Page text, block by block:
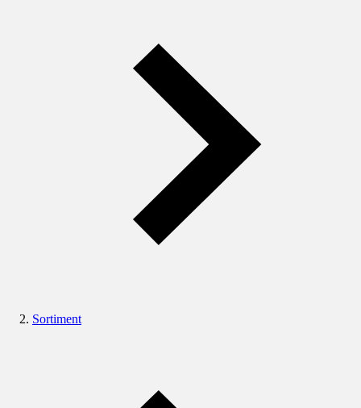
Sortiment